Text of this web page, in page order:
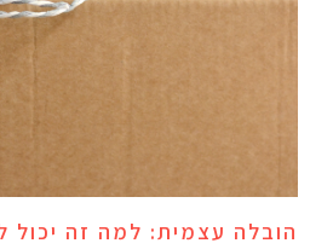
עצמית: למה זה יכול